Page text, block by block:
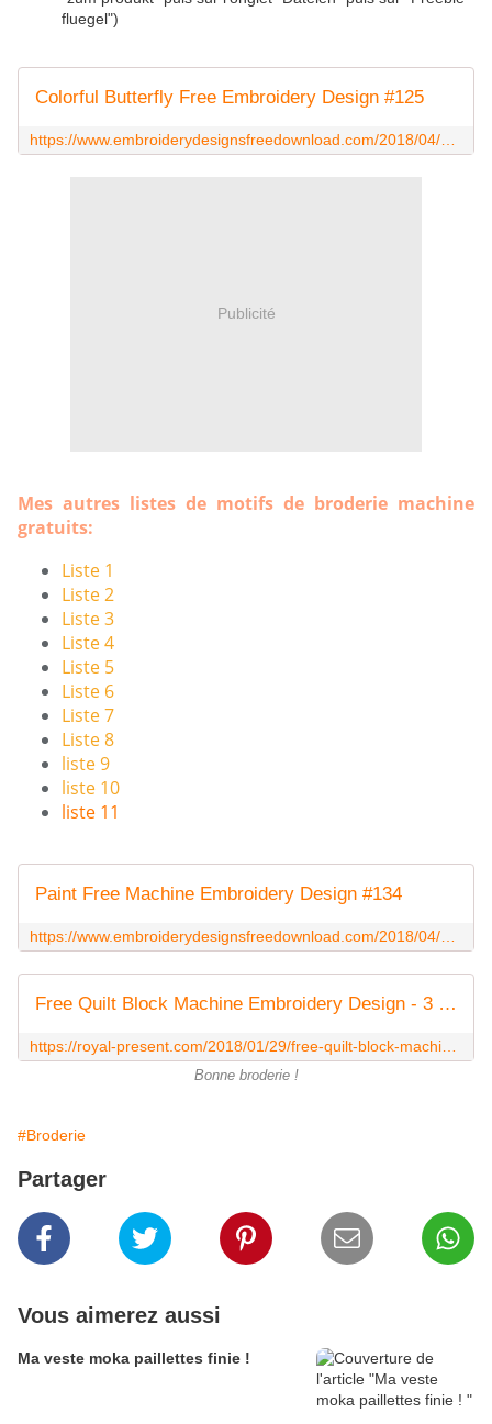
fluegel")
Colorful Butterfly Free Embroidery Design #125
Publicité
Mes autres listes de motifs de broderie machine
gratuits:
Liste 1
Liste 2
Liste 3
Liste 4
Liste 5
Liste 6
Liste 7
Liste 8
liste 9
liste 10
liste 11
Paint Free Machine Embroidery Design #134
Free Quilt Block Machine Embroidery Design - 3 sizes | Royal Present
Bonne broderie !
#Broderie
Partager
Vous aimerez aussi
Ma veste moka paillettes finie !